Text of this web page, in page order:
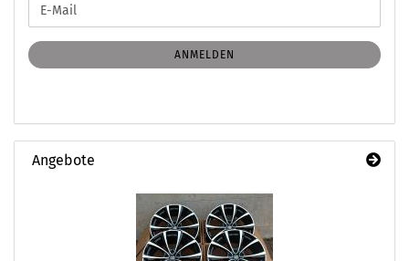
ZUR
ANMELDUNG
E-
Mail
ANMELDEN
Angebote